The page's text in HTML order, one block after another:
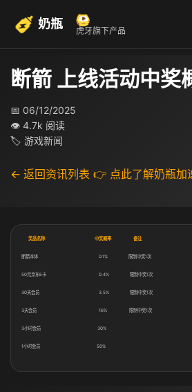
奶瓶 虎牙旗下产品
断箭 上线活动中奖
📅 06/12/2025
👁 4.7k 阅读
🏷 游戏新闻
← 返回资讯列表 👉 点此了解奶瓶加
奖品名称 中奖概率 备注
断箭本体 0.1% 限制中奖1次
50元京东E卡 0.4% 限制中奖1次
30天会员 3.5% 限制中奖1次
3天会员 16% 限制中奖1次
3小时会员 30%
1小时会员 50%